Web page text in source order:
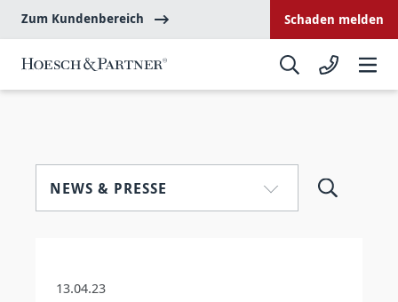
Zum Kundenbereich Schaden melden
NEWS & PRESSE
13.04.23